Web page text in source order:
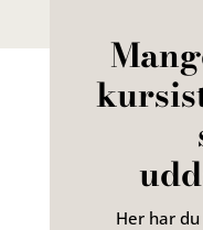
Her har